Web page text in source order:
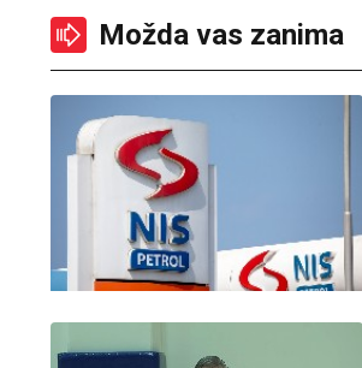
Možda vas zanima